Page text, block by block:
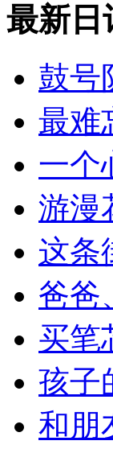
最新日
鼓号
最难
一个
游漫
这条
爸爸
买笔
孩子
和朋